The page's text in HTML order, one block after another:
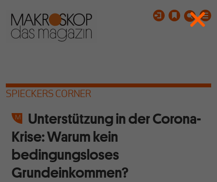
SPIECKERS CORNER
Unterstützung in der Corona-
Krise: Warum kein
bedingungsloses
Grundeinkommen?